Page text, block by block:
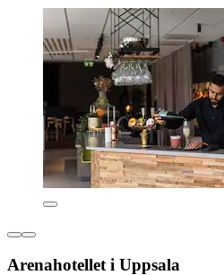
Arenahotellet i Uppsala